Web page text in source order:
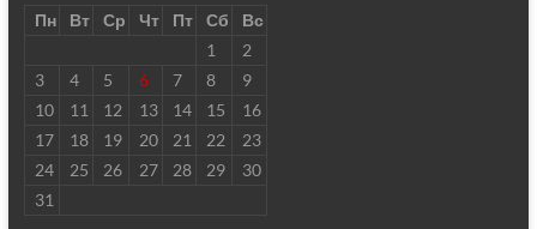
Пн
Вт Ср Чт Пт Сб
Вс
1
2
3
4 5 6 7 8
9
10
11 12 13 14 15
16
17
18 19 20 21 22
23
24
25 26 27 28 29
30
31